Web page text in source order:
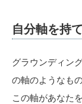
自分軸を持
グラウンディン
の軸のようなも
この軸があなた